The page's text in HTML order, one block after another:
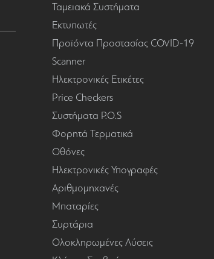
Ταμειακά Συστήματα
Εκτυπωτές
Προϊόντα Προστασίας COVID-19
Scanner
Ηλεκτρονικές Ετικέτες
Price Checkers
Συστήματα P.O.S
Φορητά Τερματικά
Οθόνες
Ηλεκτρονικές Υπογραφές
Αριθμομηχανές
Μπαταρίες
Συρτάρια
Ολοκληρωμένες Λύσεις